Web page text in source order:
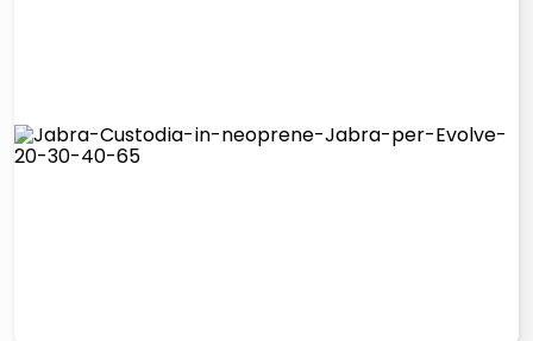
italia independent occhiali sole 0703 thin rotondo sun
pattumiera raccolta differenziata